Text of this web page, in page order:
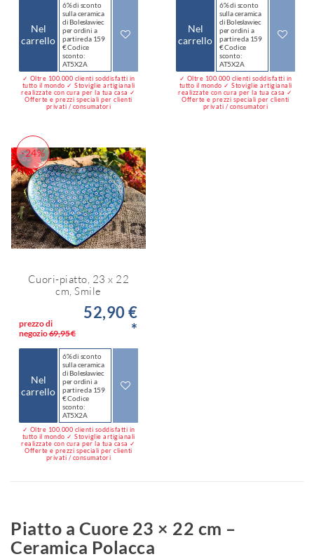
Nel
carrello
6% di sconto
sulla ceramica
di Bolesławiec
per ordini a
partire da 159
€ Codice
sconto:
AT5X2A
✓ Oltre 100.000 clienti soddisfatti in
tutto il mondo ✓ Stoviglie artigianali
realizzate con cura per la tua casa ✓
Offerte e prezzi speciali per clienti
privati / consumatori
Nel
carrello
6% di sconto
sulla ceramica
di Bolesławiec
per ordini a
partire da 159
€ Codice
sconto:
AT5X2A
✓ Oltre 100.000 clienti soddisfatti in
tutto il mondo ✓ Stoviglie artigianali
realizzate con cura per la tua casa ✓
Offerte e prezzi speciali per clienti
privati / consumatori
-24%
Cuori-piatto, 23 x 22
cm, Smile
prezzo di
negozio69,95 €
52,90 €
*
Nel
carrello
6% di sconto
sulla ceramica
di Bolesławiec
per ordini a
partire da 159
€ Codice
sconto:
AT5X2A
✓ Oltre 100.000 clienti soddisfatti in
tutto il mondo ✓ Stoviglie artigianali
realizzate con cura per la tua casa ✓
Offerte e prezzi speciali per clienti
privati / consumatori
Piatto a Cuore 23 × 22 cm –
Ceramica Polacca